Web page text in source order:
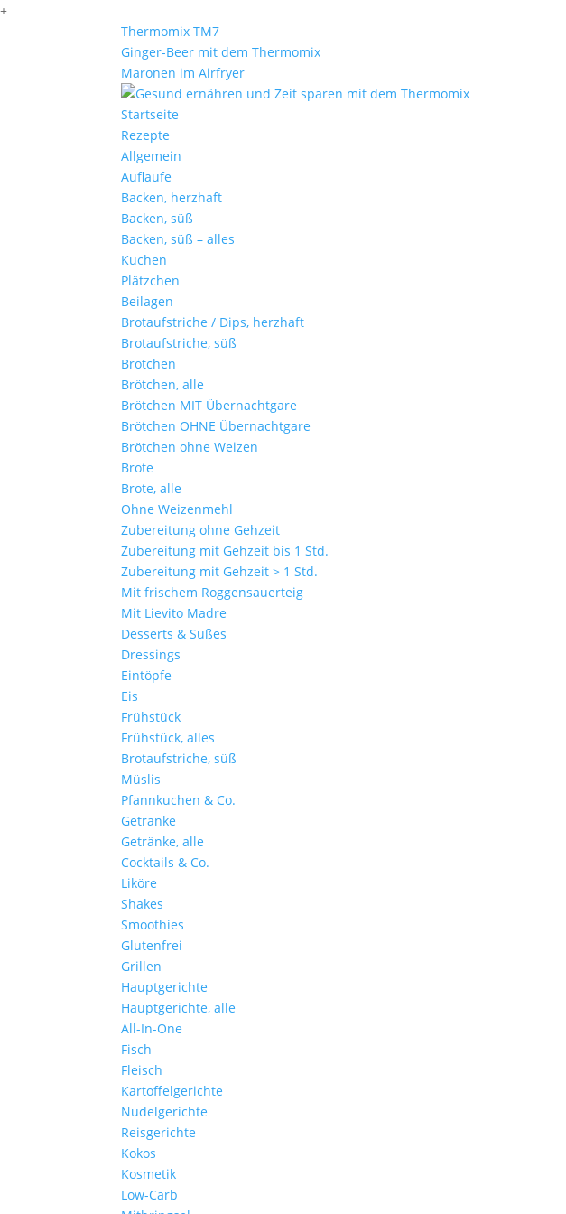
+
Thermomix TM7
Ginger-Beer mit dem Thermomix
Maronen im Airfryer
Startseite
Rezepte
Allgemein
Aufläufe
Backen, herzhaft
Backen, süß
Backen, süß – alles
Kuchen
Plätzchen
Beilagen
Brotaufstriche / Dips, herzhaft
Brotaufstriche, süß
Brötchen
Brötchen, alle
Brötchen MIT Übernachtgare
Brötchen OHNE Übernachtgare
Brötchen ohne Weizen
Brote
Brote, alle
Ohne Weizenmehl
Zubereitung ohne Gehzeit
Zubereitung mit Gehzeit bis 1 Std.
Zubereitung mit Gehzeit > 1 Std.
Mit frischem Roggensauerteig
Mit Lievito Madre
Desserts & Süßes
Dressings
Eintöpfe
Eis
Frühstück
Frühstück, alles
Brotaufstriche, süß
Müslis
Pfannkuchen & Co.
Getränke
Getränke, alle
Cocktails & Co.
Liköre
Shakes
Smoothies
Glutenfrei
Grillen
Hauptgerichte
Hauptgerichte, alle
All-In-One
Fisch
Fleisch
Kartoffelgerichte
Nudelgerichte
Reisgerichte
Kokos
Kosmetik
Low-Carb